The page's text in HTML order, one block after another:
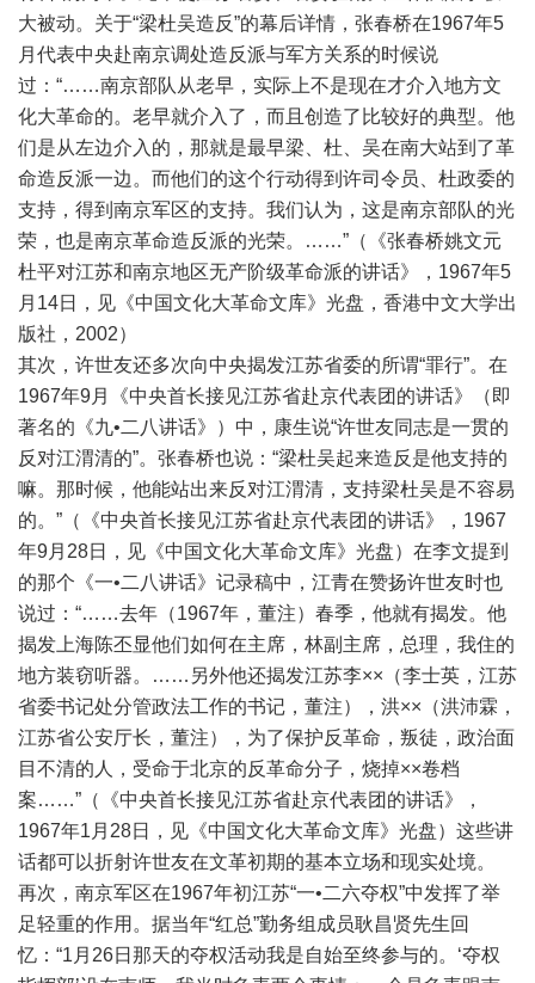
大被动。关于“梁杜吴造反”的幕后详情，张春桥在1967年5
月代表中央赴南京调处造反派与军方关系的时候说
过：“……南京部队从老早，实际上不是现在才介入地方文
化大革命的。老早就介入了，而且创造了比较好的典型。他
们是从左边介入的，那就是最早梁、杜、吴在南大站到了革
命造反派一边。而他们的这个行动得到许司令员、杜政委的
支持，得到南京军区的支持。我们认为，这是南京部队的光
荣，也是南京革命造反派的光荣。……”（《张春桥姚文元
杜平对江苏和南京地区无产阶级革命派的讲话》，1967年5
月14日，见《中国文化大革命文库》光盘，香港中文大学出
版社，2002）
其次，许世友还多次向中央揭发江苏省委的所谓“罪行”。在
1967年9月《中央首长接见江苏省赴京代表团的讲话》（即
著名的《九•二八讲话》）中，康生说“许世友同志是一贯的
反对江渭清的”。张春桥也说：“梁杜吴起来造反是他支持的
嘛。那时候，他能站出来反对江渭清，支持梁杜吴是不容易
的。”（《中央首长接见江苏省赴京代表团的讲话》，1967
年9月28日，见《中国文化大革命文库》光盘）在李文提到
的那个《一•二八讲话》记录稿中，江青在赞扬许世友时也
说过：“……去年（1967年，董注）春季，他就有揭发。他
揭发上海陈丕显他们如何在主席，林副主席，总理，我住的
地方装窃听器。……另外他还揭发江苏李××（李士英，江苏
省委书记处分管政法工作的书记，董注），洪××（洪沛霖，
江苏省公安厅长，董注），为了保护反革命，叛徒，政治面
目不清的人，受命于北京的反革命分子，烧掉××卷档
案……”（《中央首长接见江苏省赴京代表团的讲话》，
1967年1月28日，见《中国文化大革命文库》光盘）这些讲
话都可以折射许世友在文革初期的基本立场和现实处境。
再次，南京军区在1967年初江苏“一•二六夺权”中发挥了举
足轻重的作用。据当年“红总”勤务组成员耿昌贤先生回
忆：“1月26日那天的夺权活动我是自始至终参与的。‘夺权